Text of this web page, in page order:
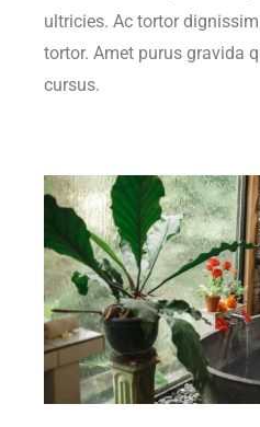
ultricies. Ac tortor
tortor. Amet purus gravida
cursus.